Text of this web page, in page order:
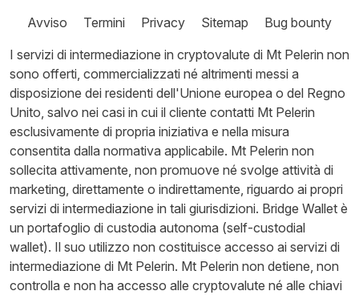
Avviso
Termini Privacy Sitemap
Bug bounty
I servizi di intermediazione in cryptovalute di Mt Pelerin non
sono offerti, commercializzati né altrimenti messi a
disposizione dei residenti dell'Unione europea o del Regno
Unito, salvo nei casi in cui il cliente contatti Mt Pelerin
esclusivamente di propria iniziativa e nella misura
consentita dalla normativa applicabile. Mt Pelerin non
sollecita attivamente, non promuove né svolge attività di
marketing, direttamente o indirettamente, riguardo ai propri
servizi di intermediazione in tali giurisdizioni. Bridge Wallet è
un portafoglio di custodia autonoma (self-custodial
wallet). Il suo utilizzo non costituisce accesso ai servizi di
intermediazione di Mt Pelerin. Mt Pelerin non detiene, non
controlla e non ha accesso alle cryptovalute né alle chiavi